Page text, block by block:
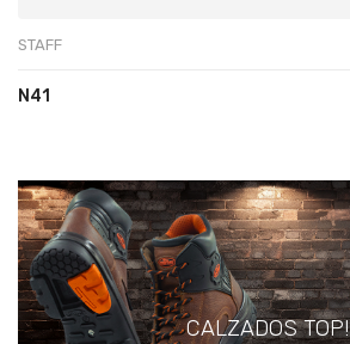
STAFF
N41
CALZADOS TOP!